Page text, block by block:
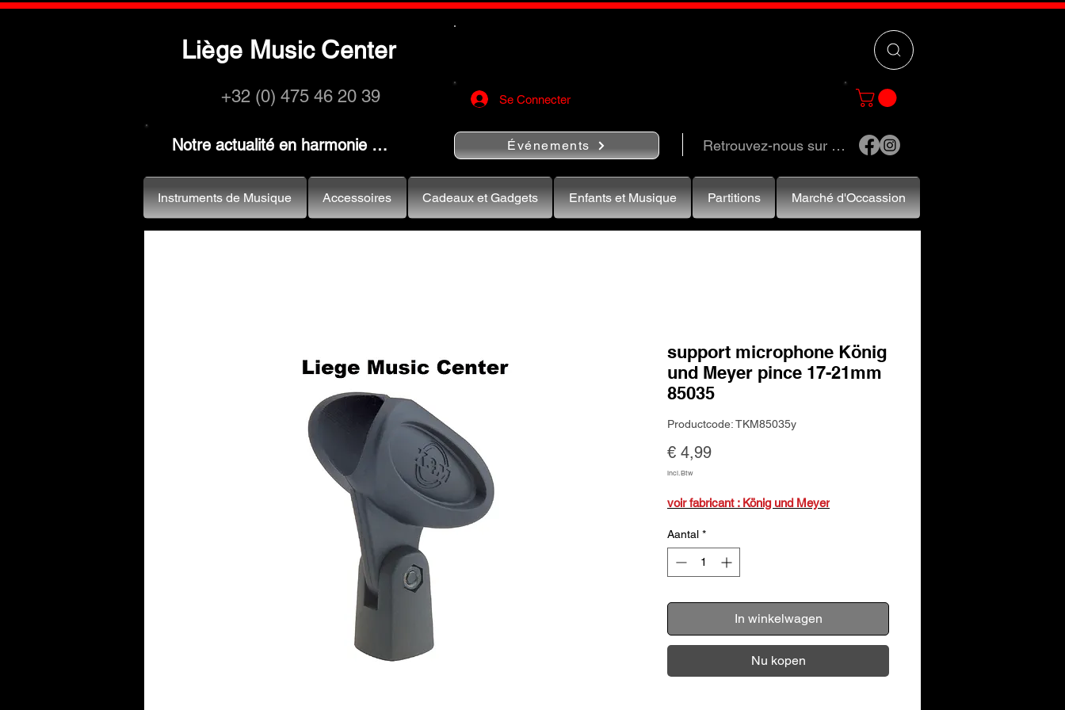
Liège Music Center
+32 (0) 475 46 20 39 Se Connecter
Notre actualité en harmonie … Événements Retrouvez-nous sur …
support microphone König
und Meyer pince 17-21mm
85035
Productcode: TKM85035y
€ 4,99Prijs
incl.Btw
voir fabricant : König und Meyer
Aantal *
In winkelwagen
Nu kopen
Instruments de Musique Accessoires Cadeaux et Gadgets Enfants et Musique Partitions Marché d'Occassion